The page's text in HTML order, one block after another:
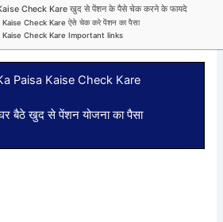
Check Kare खुद से पेंशन के पैसे चेक करने के फायदे
Kaise Check Kare ऐसे चेक करे पेंशन का पैसा
Kaise Check Kare Important links
Paisa Kaise Check Kare
बैठे खुद से पेंशन योजना का पैसा